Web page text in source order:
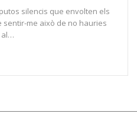
silencis que envolten els
sentir-me això de no hauries
al…